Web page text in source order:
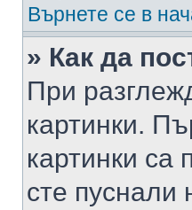
Върнете се в
» Как да
При
картинки.
картинки са
сте